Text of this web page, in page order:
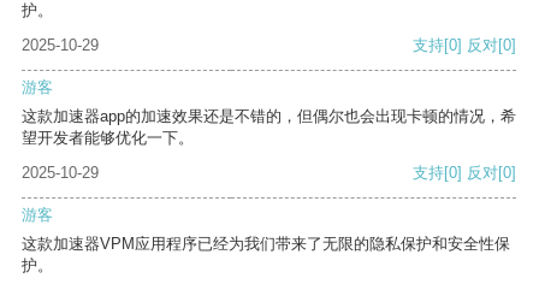
护。
2025-10-29
支持[0] 反对[0]
游客
这款加速器app的加速效果还是不错的，但偶尔也会出现卡顿的情况，希
望开发者能够优化一下。
2025-10-29
支持[0] 反对[0]
游客
这款加速器VPM应用程序已经为我们带来了无限的隐私保护和安全性保
护。